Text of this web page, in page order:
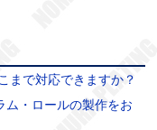
まで対応できますか？
ム・ロールの製作をお